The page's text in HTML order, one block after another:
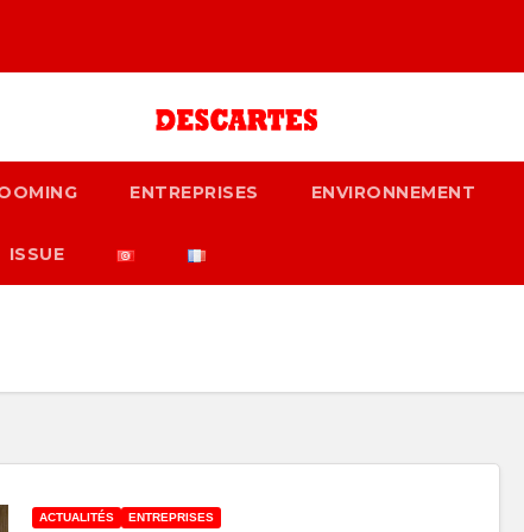
ENTREPRISES ENVIRONNEMENT
ISSUE
ACTUALITÉS ENTREPRISES